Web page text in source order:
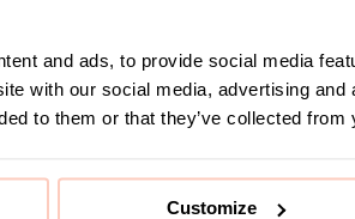
and ads, to provide social media
with our social media, advertising
to them or that they’ve collected
Customize